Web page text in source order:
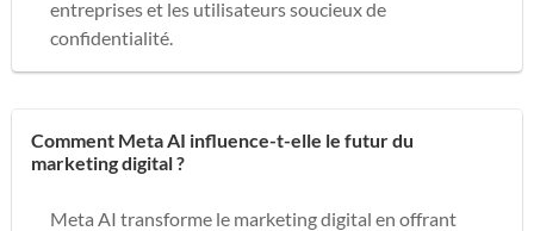
entreprises et les utilisateurs soucieux de
confidentialité.
Comment Meta AI influence-t-elle le futur du
marketing digital ?
Meta AI transforme le marketing digital en offrant